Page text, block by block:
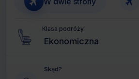
Klasa podróży
Skąd?